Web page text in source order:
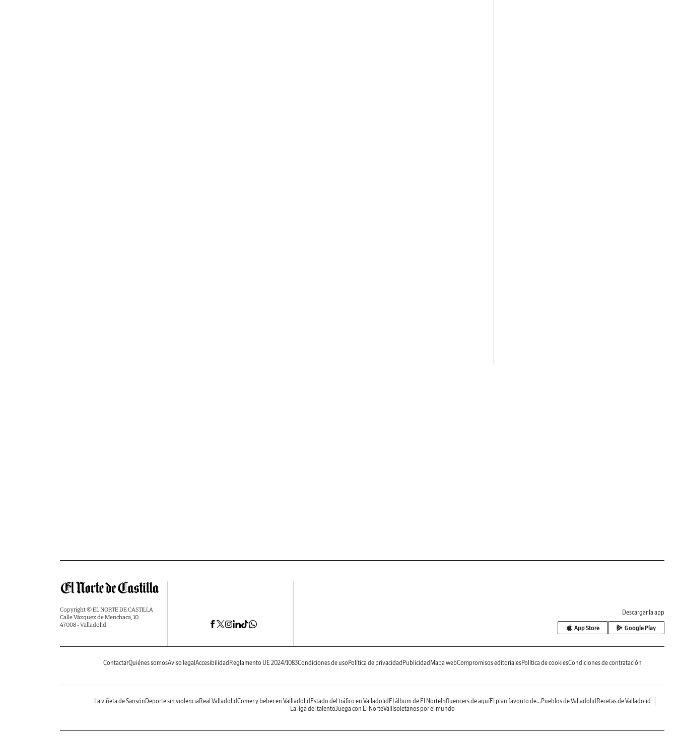
Copyright © EL NORTE DE CASTILLA
Calle Vázquez de Menchaca, 10
47008 - Valladolid
Descargar la app
App Store Google Play
ContactarQuiénes somosAviso legal Accesibilidad Reglamento UE 2024/1083Condiciones de uso Política de privacidad Publicidad Mapa webCompromisos editorialesPolítica de cookiesCondiciones de contratación
La viñeta de Sansón Deporte sin violencia Real ValladolidComer y beber en Vallladolid Estado del tráfico en Valladolid El álbum de El NorteInfluencers de aquíEl plan favorito de... Pueblos de Valladolid Recetas de Valladolid
La liga del talentoJuega con El NorteVallisoletanos por el mundo